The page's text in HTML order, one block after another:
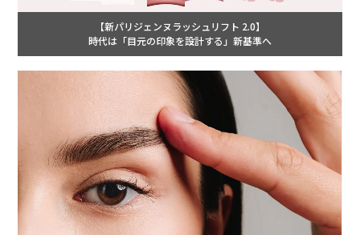
【新パリジェンヌラッシュリフト 2.0】
時代は「目元の印象を設計する」新基準へ